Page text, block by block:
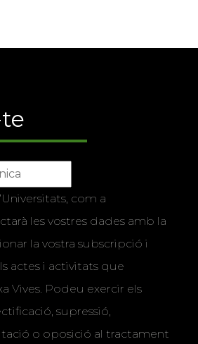
com a
les vostres dades amb la
la vostra subscripció i
actes i activitats que
Vives. Podeu exercir els
supressió,
o oposició al tractament